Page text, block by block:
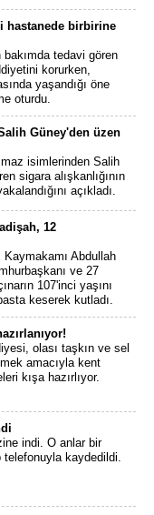
hastanede birbirine
tedavi gören
korurken,
yaşandığı öne
oturdu.
Güney'den üzen
isimlerinden Salih
sigara alışkanlığının
açıkladı.
12
Abdullah
ve 27
107'inci yaşını
keserek kutladı.
olası taşkın ve sel
amacıyla kent
kışa hazırlıyor.
indi. O anlar bir
telefonuyla kaydedildi.